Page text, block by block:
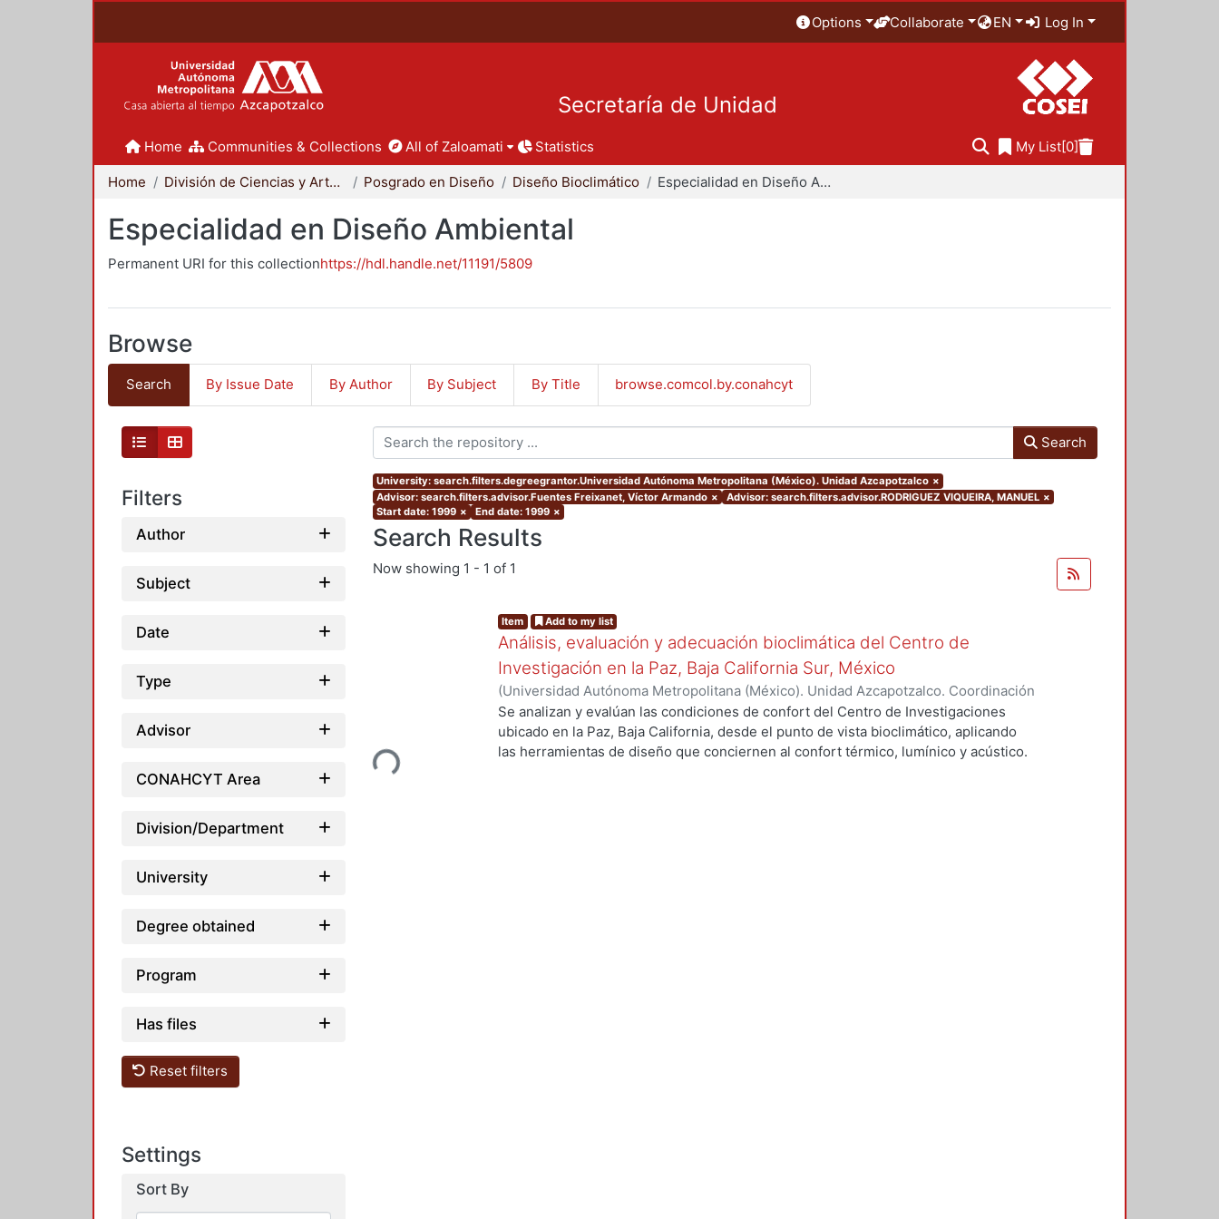
Options Collaborate EN Log In
Secretaría de Unidad
Home Communities & Collections All of Zaloamati Statistics My List[0]
Home División de Ciencias y Artes para el Diseño Posgrado en Diseño Diseño Bioclimático Especialidad en Diseño Ambiental
Especialidad en Diseño Ambiental
Permanent URI for this collectionhttps://hdl.handle.net/11191/5809
Browse
Search By Issue Date By Author By Subject By Title browse.comcol.by.conahcyt
Filters
Author
Subject
Date
Type
Advisor
CONAHCYT Area
Division/Department
University
Degree obtained
Program
Has files
Reset filters
Settings
Sort By
Search
University: search.filters.degreegrantor.Universidad Autónoma Metropolitana (México). Unidad Azcapotzalco ×
Advisor: search.filters.advisor.Fuentes Freixanet, Víctor Armando × Advisor: search.filters.advisor.RODRIGUEZ VIQUEIRA, MANUEL ×
Start date: 1999 × End date: 1999 ×
Search Results
Now showing 1 - 1 of 1
Loading...
Item Add to my list
Análisis, evaluación y adecuación bioclimática del Centro de
Investigación en la Paz, Baja California Sur, México
(Universidad Autónoma Metropolitana (México). Unidad Azcapotzalco. Coordinación
de Servicios de Información.,1999-12 )García Tavera, José Luis
Se analizan y evalúan las condiciones de confort del Centro de Investigaciones
ubicado en la Paz, Baja California, desde el punto de vista bioclimático, aplicando
las herramientas de diseño que conciernen al confort térmico, lumínico y acústico.